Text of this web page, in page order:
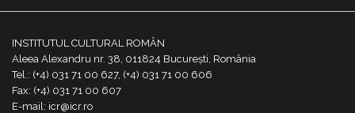
INSTITUTUL CULTURAL ROMÂN
Aleea Alexandru nr. 38, 011824 București, România
Tel.: (+4) 031 71 00 627, (+4) 031 71 00 606
Fax: (+4) 031 71 00 607
E-mail: icr@icr.ro